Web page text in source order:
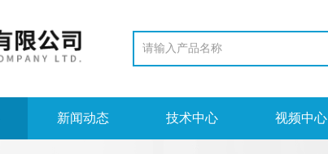
新闻动态 技术中心 视频中心